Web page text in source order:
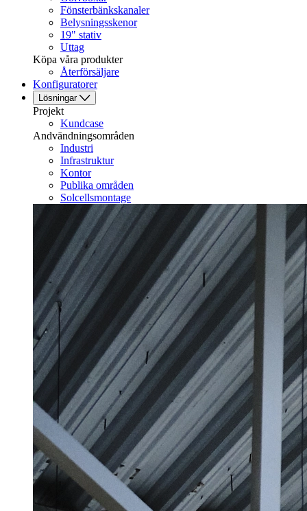
Fönsterbänkskanaler
Belysningsskenor
19" stativ
Uttag
Köpa våra produkter
Återförsäljare
Konfiguratorer
Lösningar
Projekt
Kundcase
Andvändningsområden
Industri
Infrastruktur
Kontor
Publika områden
Solcellsmontage